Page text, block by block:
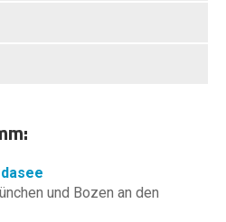
und Bozen an den